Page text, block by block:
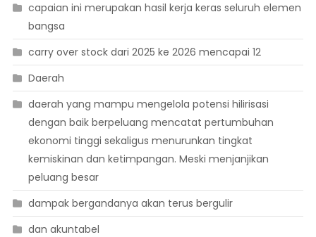
capaian ini merupakan hasil kerja keras seluruh elemen
bangsa
carry over stock dari 2025 ke 2026 mencapai 12
Daerah
daerah yang mampu mengelola potensi hilirisasi
dengan baik berpeluang mencatat pertumbuhan
ekonomi tinggi sekaligus menurunkan tingkat
kemiskinan dan ketimpangan. Meski menjanjikan
peluang besar
dampak bergandanya akan terus bergulir
dan akuntabel